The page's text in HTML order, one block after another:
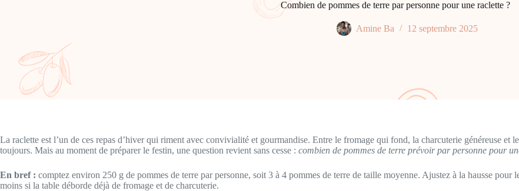
Combien de pommes de terre par personne pour une raclette ?
Amine Ba 12 septembre 2025
La raclette est l’un de ces repas d’hiver qui riment avec convivialité et gourmandise. Entre le fromage qui fond, la charcuterie généreuse et
toujours. Mais au moment de préparer le festin, une question revient sans cesse : combien de pommes de terre prévoir par personne pour
En bref : comptez environ 250 g de pommes de terre par personne, soit 3 à 4 pommes de terre de taille moyenne. Ajustez à la hausse
moins si la table déborde déjà de fromage et de charcuterie.